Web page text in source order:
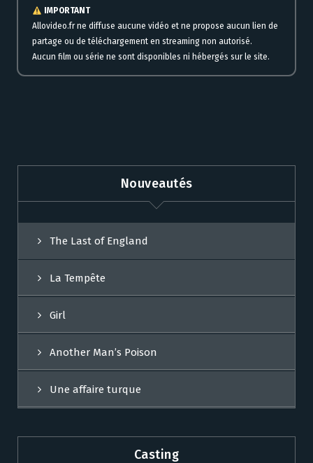
IMPORTANT
Allovideo.fr ne diffuse aucune vidéo et ne propose aucun lien de
partage ou de téléchargement en streaming non autorisé.
Aucun film ou série ne sont disponibles ni hébergés sur le site.
Nouveautés
The Last of England
La Tempête
Girl
Another Man’s Poison
Une affaire turque
Casting